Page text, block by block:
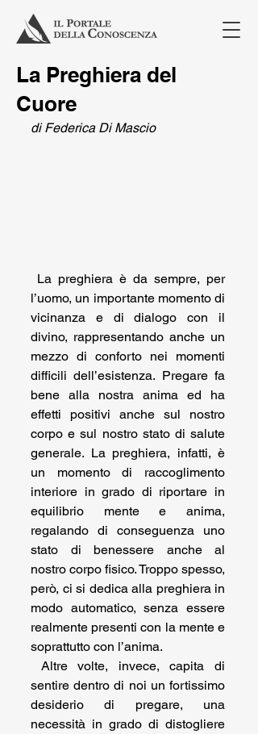
La Preghiera del
Cuore
di Federica Di Mascio
l’uomo, un importante momento di
vicinanza e di dialogo con il
divino, rappresentando anche un
mezzo di conforto nei momenti
difficili dell’esistenza. Pregare fa
bene alla nostra anima ed ha
effetti positivi anche sul nostro
corpo e sul nostro stato di salute
generale. La preghiera, infatti, è
un momento di raccoglimento
interiore in grado di riportare in
equilibrio mente e anima,
regalando di conseguenza uno
stato di benessere anche al
nostro corpo fisico. Troppo spesso,
però, ci si dedica alla preghiera in
modo automatico, senza essere
realmente presenti con la mente e
soprattutto con l’anima.
sentire dentro di noi un fortissimo
desiderio di pregare, una
necessità in grado di distogliere